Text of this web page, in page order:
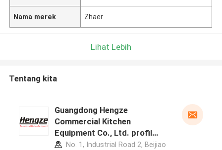
Nama merek Zhaer
Lihat Lebih
Tentang kita
Guangdong Hengze
Commercial Kitchen
Equipment Co., Ltd. profil
pabrikan
No. 1, Industrial Road 2, Beijiao